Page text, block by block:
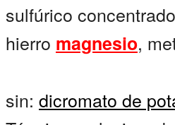
sulfúrico
hierro magnesio,
sin: dicromato de